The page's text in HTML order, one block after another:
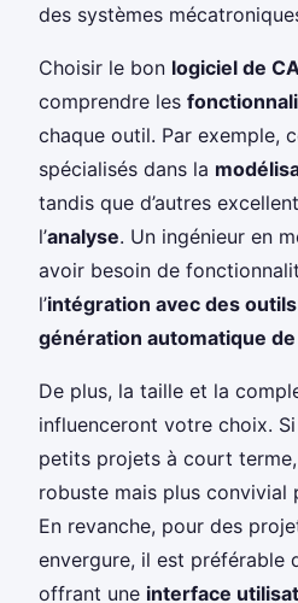
des systèmes
Choisir le bon logiciel de
comprendre les
chaque outil. Par exemple,
spécialisés dans la
tandis que d’autres
l’analyse. Un ingénieur en
avoir besoin de
l’intégration avec des
génération automatique
De plus, la taille et la
influenceront votre choix.
petits projets à court
robuste mais plus convivial
En revanche, pour des
envergure, il est préférable
offrant une interface